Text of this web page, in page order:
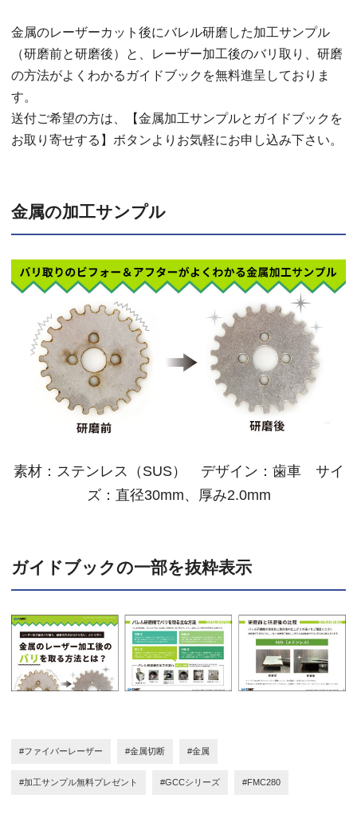
金属のレーザーカット後にバレル研磨した加工サンプル
（研磨前と研磨後）と、レーザー加工後のバリ取り、研磨
の方法がよくわかるガイドブックを無料進呈しておりま
す。
送付ご希望の方は、【金属加工サンプルとガイドブックを
お取り寄せする】ボタンよりお気軽にお申し込み下さい。
金属の加工サンプル
素材：ステンレス（SUS） デザイン：歯車 サイ
ズ：直径30mm、厚み2.0mm
ガイドブックの一部を抜粋表示
#ファイバーレーザー #金属切断 #金属
#加工サンプル無料プレゼント #GCCシリーズ #FMC280